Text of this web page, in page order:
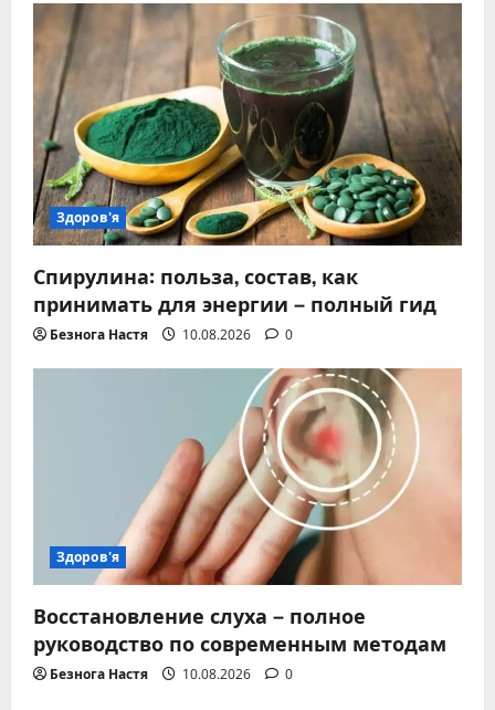
Здоров'я
Спирулина: польза, состав, как
принимать для энергии – полный гид
Безнога Настя 10.08.2026 0
Здоров'я
Восстановление слуха – полное
руководство по современным методам
Безнога Настя 10.08.2026 0